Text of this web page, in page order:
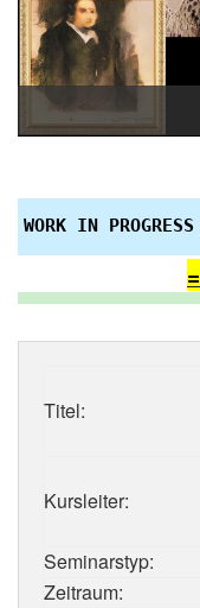
WORK IN PROGRESS
=
Titel:
Kursleiter:
Seminarstyp:
Zeitraum: